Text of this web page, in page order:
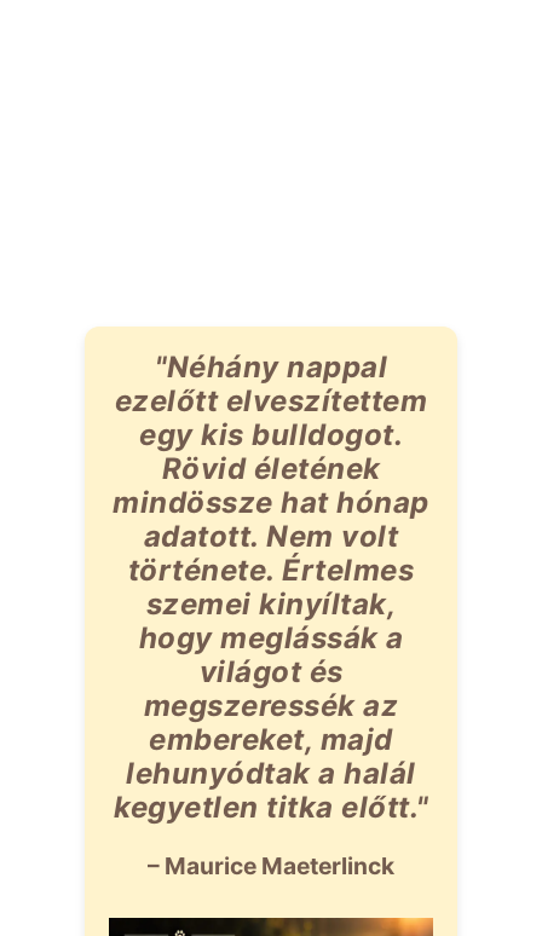
"Néhány nappal
ezelőtt elveszítettem
egy kis bulldogot.
Rövid életének
mindössze hat hónap
adatott. Nem volt
története. Értelmes
szemei kinyíltak,
hogy meglássák a
világot és
megszeressék az
embereket, majd
lehunyódtak a halál
kegyetlen titka előtt."
– Maurice Maeterlinck